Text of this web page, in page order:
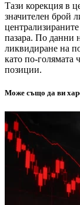
Тази корекция в
значителен брой
пазара. По данни
ликвидиране на
като по-голямата
позиции.
Може също да ви